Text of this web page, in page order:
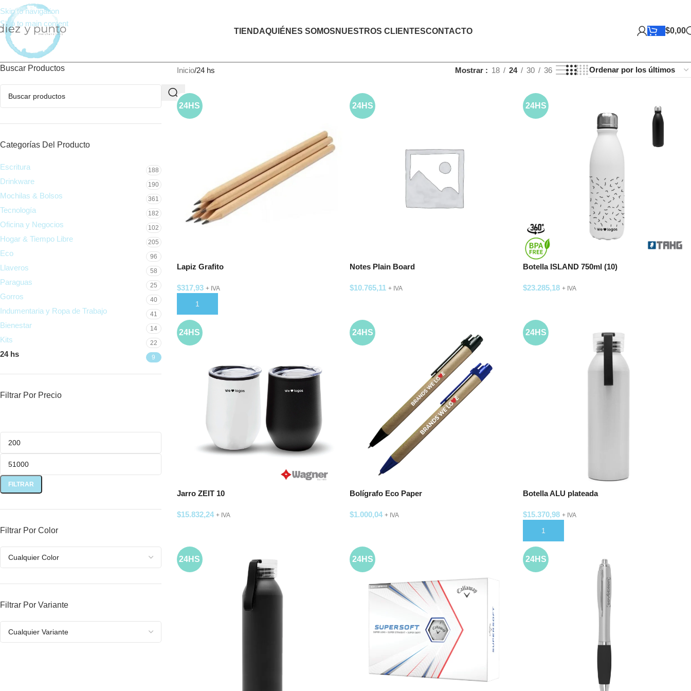
Skip to navigation
Skip to main content
TIENDAQUIÉNES SOMOS NUESTROS CLIENTESCONTACTO $0,00
Buscar Productos
Categorías Del Producto
Escritura 188
Drinkware 190
Mochilas & Bolsos 361
Tecnología 182
Oficina y Negocios 102
Hogar & Tiempo Libre 205
Eco 96
Llaveros 58
Paraguas 25
Gorros 40
Indumentaria y Ropa de Trabajo 41
Bienestar 14
Kits 22
24 hs 9
Filtrar Por Precio
FILTRAR
Filtrar Por Color
Filtrar Por Variante
Inicio 24 hs Mostrar 18 24 30 36
24HS
Lapiz Grafito
$317,93 + IVA
AÑADIR AL CARRITO
24HS
Notes Plain Board
$10.765,11 + IVA
24HS
Botella ISLAND 750ml (10)
$23.285,18 + IVA
24HS
Jarro ZEIT 10
$15.832,24 + IVA
24HS
Bolígrafo Eco Paper
$1.000,04 + IVA
24HS
Botella ALU plateada
$15.370,98 + IVA
AÑADIR AL CARRITO
24HS 24HS 24HS